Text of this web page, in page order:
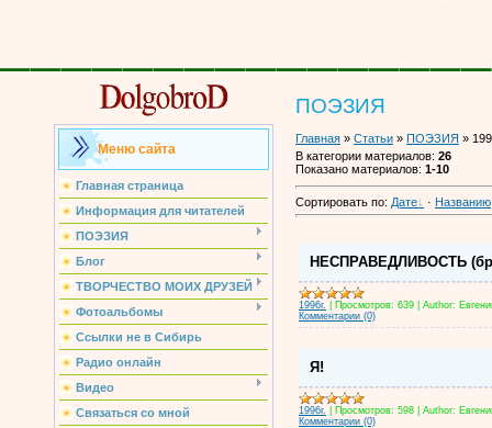
Меню сайта
Главная страница
Информация для читателей
ПОЭЗИЯ
Блог
ТВОРЧЕСТВО МОИХ ДРУЗЕЙ
Фотоальбомы
Ссылки не в Сибирь
Радио онлайн
Видео
Связаться со мной
ПОЭЗИЯ
Главная » Статьи » ПОЭЗИЯ »
В категории материалов: 26
Показано материалов: 1-10
Сортировать по: Дате · Названию
НЕСПРАВЕДЛИВОСТЬ
1996г. Просмотров: 639 Author:
Комментарии (0)
Я!
1996г. Просмотров: 598 Author:
Комментарии (0)